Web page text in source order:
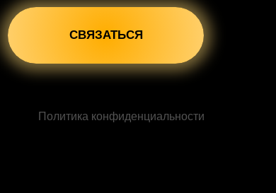
Политика конфиденциальности
СВЯЗАТЬСЯ